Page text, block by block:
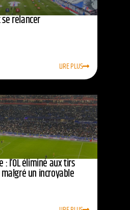
se relancer
LIRE PLUS
: l’OL éliminé aux tirs
un incroyable